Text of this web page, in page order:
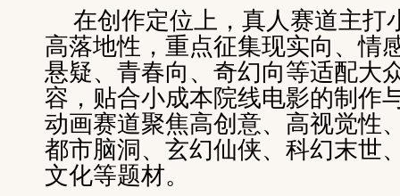
在创作定位上，真人赛道主打
高落地性，重点征集现实向、情
悬疑、青春向、奇幻向等适配大
容，贴合小成本院线电影的制作
动画赛道聚焦高创意、高视觉性
都市脑洞、玄幻仙侠、科幻末世
文化等题材。